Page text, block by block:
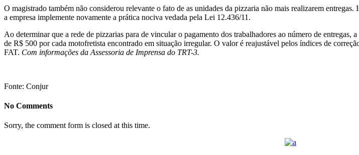
O magistrado também não considerou relevante o fato de as unidades da pizzaria não mais realizarem
a empresa implemente novamente a prática nociva vedada pela Lei 12.436/11.
Ao determinar que a rede de pizzarias para de vincular o pagamento dos trabalhadores ao número de
de R$ 500 por cada motofretista encontrado em situação irregular. O valor é reajustável pelos índices de
FAT. Com informações da Assessoria de Imprensa do TRT-3.
Fonte: Conjur
No Comments
Sorry, the comment form is closed at this time.